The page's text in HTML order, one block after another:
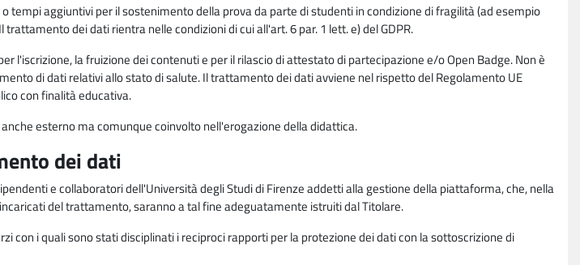
aggiuntivi per il sostenimento della prova da parte di studenti in condizione di fragilità (ad esempio
dei dati rientra nelle condizioni di cui all'art. 6 par. 1 lett. e) del GDPR.
l'iscrizione, la fruizione dei contenuti e per il rilascio di attestato di partecipazione e/o Open Badge. Non è
di dati relativi allo stato di salute. Il trattamento dei dati avviene nel rispetto del Regolamento UE
con finalità educativa.
esterno ma comunque coinvolto nell'erogazione della didattica.
dei dati
e collaboratori dell'Università degli Studi di Firenze addetti alla gestione della piattaforma, che, nella
del trattamento, saranno a tal fine adeguatamente istruiti dal Titolare.
i quali sono stati disciplinati i reciproci rapporti per la protezione dei dati con la sottoscrizione di